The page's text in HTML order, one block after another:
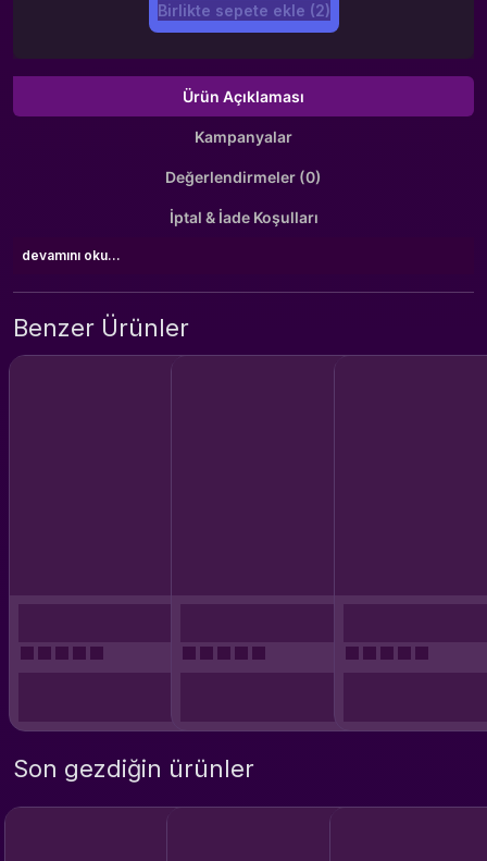
Birlikte sepete ekle (2)
Ürün Açıklaması
Kampanyalar
Değerlendirmeler (0)
İptal & İade Koşulları
devamını oku...
Benzer Ürünler
Son gezdiğin ürünler